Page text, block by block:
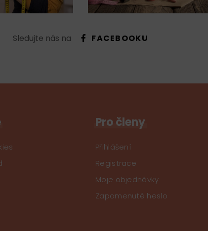
Sledujte nás na FACEBOOKU
Pro členy
Přihlášení
Registrace
Moje objednávky
Zapomenuté heslo